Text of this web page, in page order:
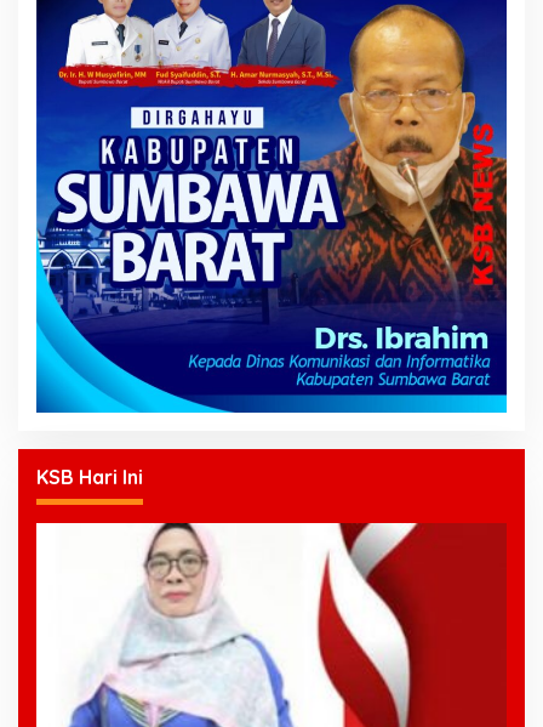
KSB Hari Ini